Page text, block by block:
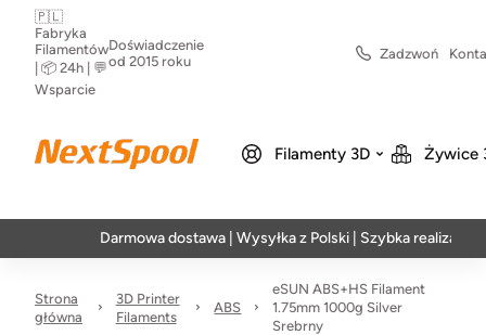
🇵🇱
Fabryka
Filamentów
| 📦 24h | 💬
Wsparcie
Doświadczenie
od 2015 roku
Zadzwoń
Filamenty 3D Żywice
Darmowa dostawa | Wysyłka z Polski | Szybka realizacja w 24h
Strona
główna
3D Printer
Filaments
ABS
eSUN ABS+HS Filament
1.75mm 1000g Silver
Srebrny